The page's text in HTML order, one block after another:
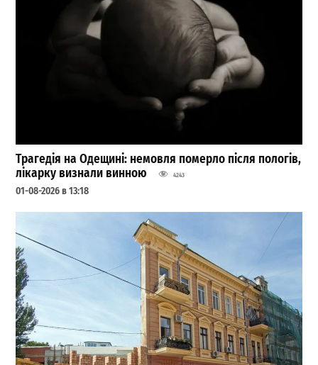
Трагедія на Одещині: немовля померло після пологів,
лікарку визнали винною
4243
01-08-2026 в 13:18